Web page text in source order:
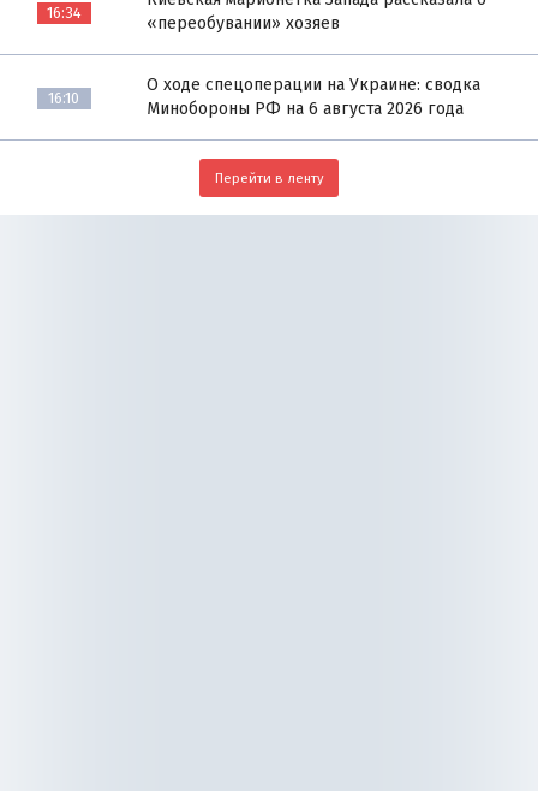
16:34
«переобувании» хозяев
16:10
О ходе спецоперации на Украине: сводка
Минобороны РФ на 6 августа 2026 года
Перейти в ленту